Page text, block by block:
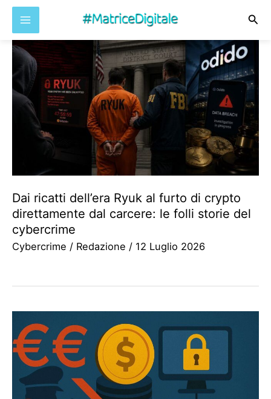
Vai
contenuto
Dai ricatti dell’era Ryuk al furto di crypto
direttamente dal carcere: le folli storie del
cybercrime
Cybercrime / Redazione / 12 Luglio 2026